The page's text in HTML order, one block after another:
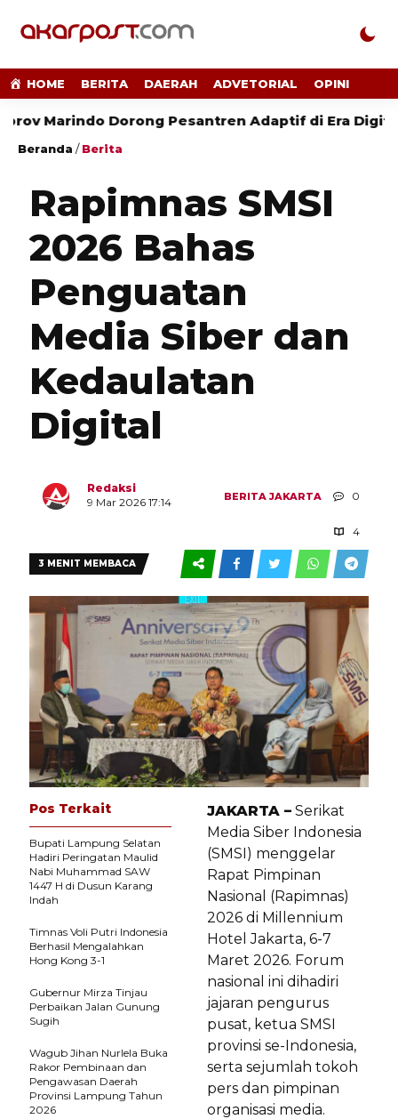
HOME BERITA DAERAH ADVETORIAL OPINI
Dorong Pesantren Adaptif di Era Digital
Beranda /Berita
Rapimnas SMSI
2026 Bahas
Penguatan
Media Siber dan
Kedaulatan
Digital
Redaksi
9 Mar 2026 17:14
BERITA JAKARTA 0
4
3 MENIT MEMBACA
JAKARTA – Serikat
Media Siber Indonesia
(SMSI) menggelar
Rapat Pimpinan
Nasional (Rapimnas)
2026 di Millennium
Hotel Jakarta, 6-7
Maret 2026. Forum
nasional ini dihadiri
jajaran pengurus
pusat, ketua SMSI
provinsi se-Indonesia,
serta sejumlah tokoh
pers dan pimpinan
organisasi media.
Pos Terkait
Bupati Lampung Selatan
Hadiri Peringatan Maulid
Nabi Muhammad SAW
1447 H di Dusun Karang
Indah
Timnas Voli Putri Indonesia
Berhasil Mengalahkan
Hong Kong 3-1
Gubernur Mirza Tinjau
Perbaikan Jalan Gunung
Sugih
Wagub Jihan Nurlela Buka
Rakor Pembinaan dan
Pengawasan Daerah
Provinsi Lampung Tahun
2026